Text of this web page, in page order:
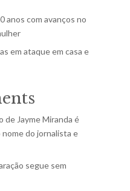
anos com avanços no
em ataque em casa e
de Jayme Miranda é
nome do jornalista e
segue sem